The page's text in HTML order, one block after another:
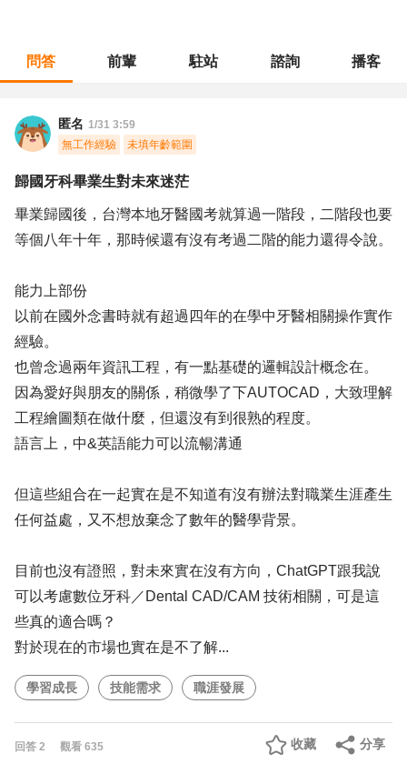
問答 前輩 駐站 諮詢 播客
匿名 1/31 3:59
無工作經驗
未填年齡範圍
歸國牙科畢業生對未來迷茫
畢業歸國後，台灣本地牙醫國考就算過一階段，二階段也要
等個八年十年，那時候還有沒有考過二階的能力還得令說。
能力上部份
以前在國外念書時就有超過四年的在學中牙醫相關操作實作
經驗。
也曾念過兩年資訊工程，有一點基礎的邏輯設計概念在。
因為愛好與朋友的關係，稍微學了下AUTOCAD，大致理解
工程繪圖類在做什麼，但還沒有到很熟的程度。
語言上，中&英語能力可以流暢溝通
但這些組合在一起實在是不知道有沒有辦法對職業生涯產生
任何益處，又不想放棄念了數年的醫學背景。
目前也沒有證照，對未來實在沒有方向，ChatGPT跟我說
可以考慮數位牙科／Dental CAD/CAM 技術相關，可是這
些真的適合嗎？
對於現在的市場也實在是不了解...
學習成長 技能需求 職涯發展
回答 2 觀看 635 分享
收藏